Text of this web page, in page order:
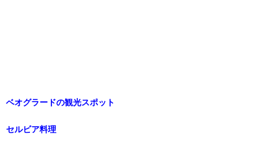
ベオグラードの観光スポット
セルビア料理